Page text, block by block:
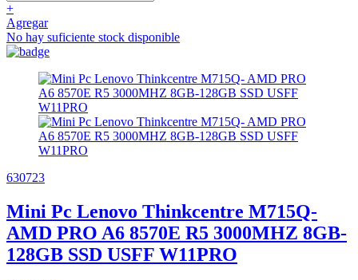
+
Agregar
No hay suficiente stock disponible
630723
Mini Pc Lenovo Thinkcentre M715Q-
AMD PRO A6 8570E R5 3000MHZ 8GB-
128GB SSD USFF W11PRO